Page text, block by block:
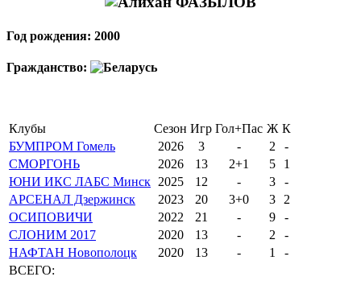
Год рождения: 2000
Гражданство:
Клубы Сезон Игр Гол+Пас Ж К
БУМПРОМ Гомель
2026 3 - 2
-
СМОРГОНЬ
2026 13 2+1 5
1
ЮНИ ИКС ЛАБС Минск 2025 12 - 3
-
АРСЕНАЛ Дзержинск
2023 20 3+0 3
2
ОСИПОВИЧИ
2022 21 - 9
-
СЛОНИМ 2017
2020 13 - 2
-
НАФТАН Новополоцк
2020 13 - 1
-
ВСЕГО: